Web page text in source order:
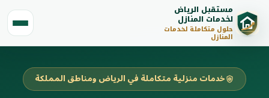
مستقبل الرياض
لخدمات المنازل
حلول متكاملة لخدمات
المنازل
خدمات منزلية متكاملة في الرياض ومناطق المملكة